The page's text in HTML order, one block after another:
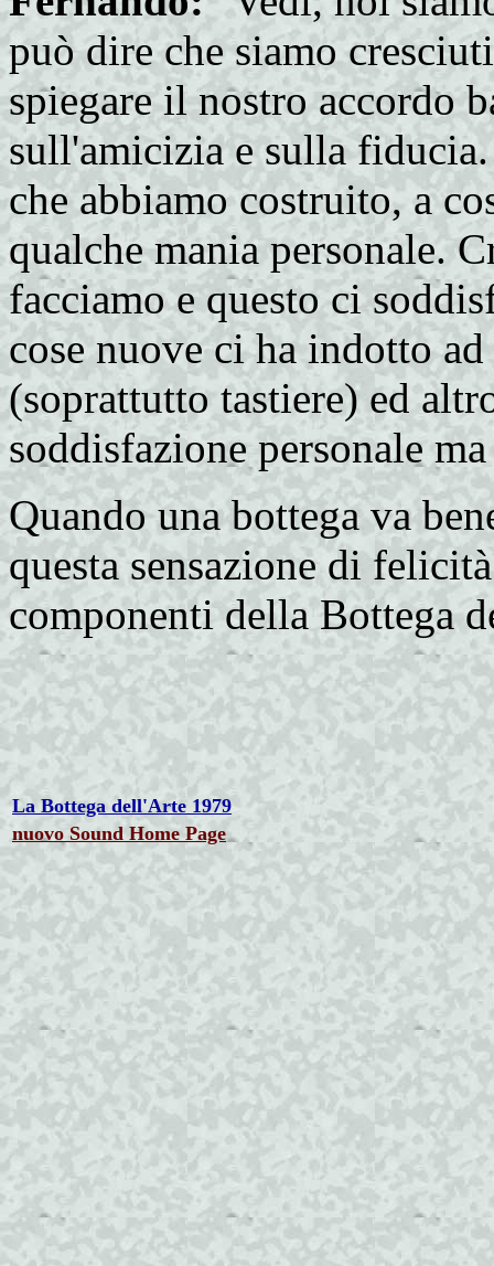
può dire che siamo
spiegare il nostro accordo
sull'amicizia e sulla
che abbiamo costruito, a
qualche mania personale.
facciamo e questo ci
cose nuove ci ha indotto
(soprattutto tastiere) ed
soddisfazione personale
Quando una bottega va
questa sensazione di
componenti della Bottega
La Bottega dell'Arte 1979
nuovo Sound Home Page